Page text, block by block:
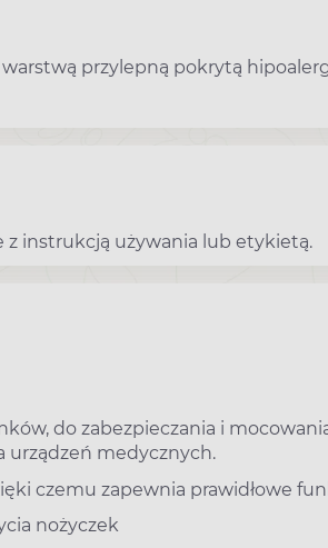
warstwą przylepną pokrytą
z instrukcją używania lub etykietą.
do zabezpieczania i
urządzeń medycznych.
czemu zapewnia prawidłowe
nożyczek